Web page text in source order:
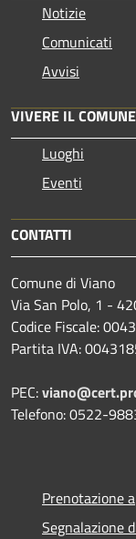
Notizie
Comunicati
Avvisi
VIVERE IL COMUNE
Luoghi
Eventi
CONTATTI
Comune di Viano
Via San Polo, 1 -
Codice Fiscale:
Partita IVA:
PEC:
Telefono: 0522-
Prenotazione
Segnalazione